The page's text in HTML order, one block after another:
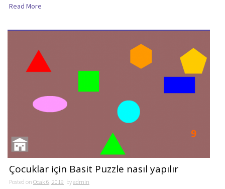
Read More
Çocuklar için Basit Puzzle nasıl yapılır
Posted on Ocak 6, 2019 byadmin